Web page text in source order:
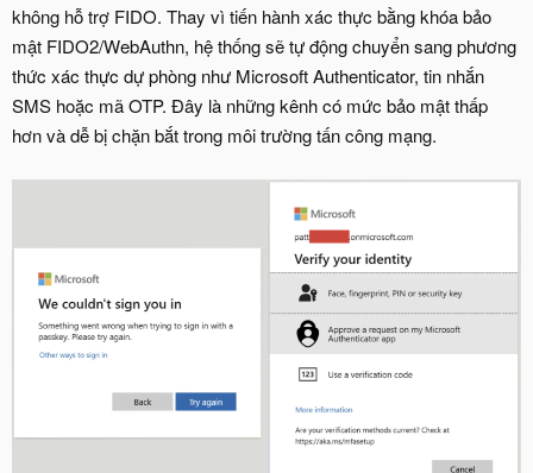
không hỗ trợ FIDO. Thay vì tiến hành xác thực bằng khóa bảo
mật FIDO2/WebAuthn, hệ thống sẽ tự động chuyển sang phương
thức xác thực dự phòng như Microsoft Authenticator, tin nhắn
SMS hoặc mã OTP. Đây là những kênh có mức bảo mật thấp
hơn và dễ bị chặn bắt trong môi trường tấn công mạng.